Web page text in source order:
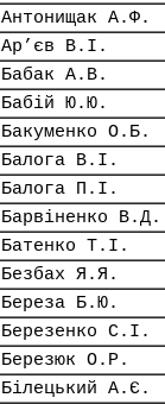
Антонищак А.Ф.
Ар’єв В.І.
Бабак А.В.
Бабій Ю.Ю.
Бакуменко О.Б.
Балога В.І.
Балога П.І.
Барвіненко В.Д.
Батенко Т.І.
Безбах Я.Я.
Береза Б.Ю.
Березенко С.І.
Березюк О.Р.
Білецький А.Є.